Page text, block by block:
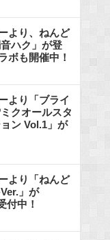
より、ねんど
ハク」が登
ボも開催中！
より「ブライ
クオールスタ
ン Vol.1」が
より「ねんど
」が
付中！